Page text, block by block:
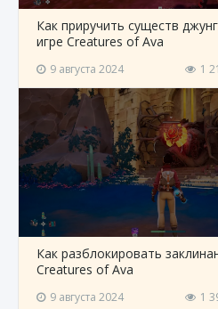
Как приручить существ
игре Creatures of Ava
9 августа 2024 1
Как разблокировать
Creatures of Ava
9 августа 2024 1